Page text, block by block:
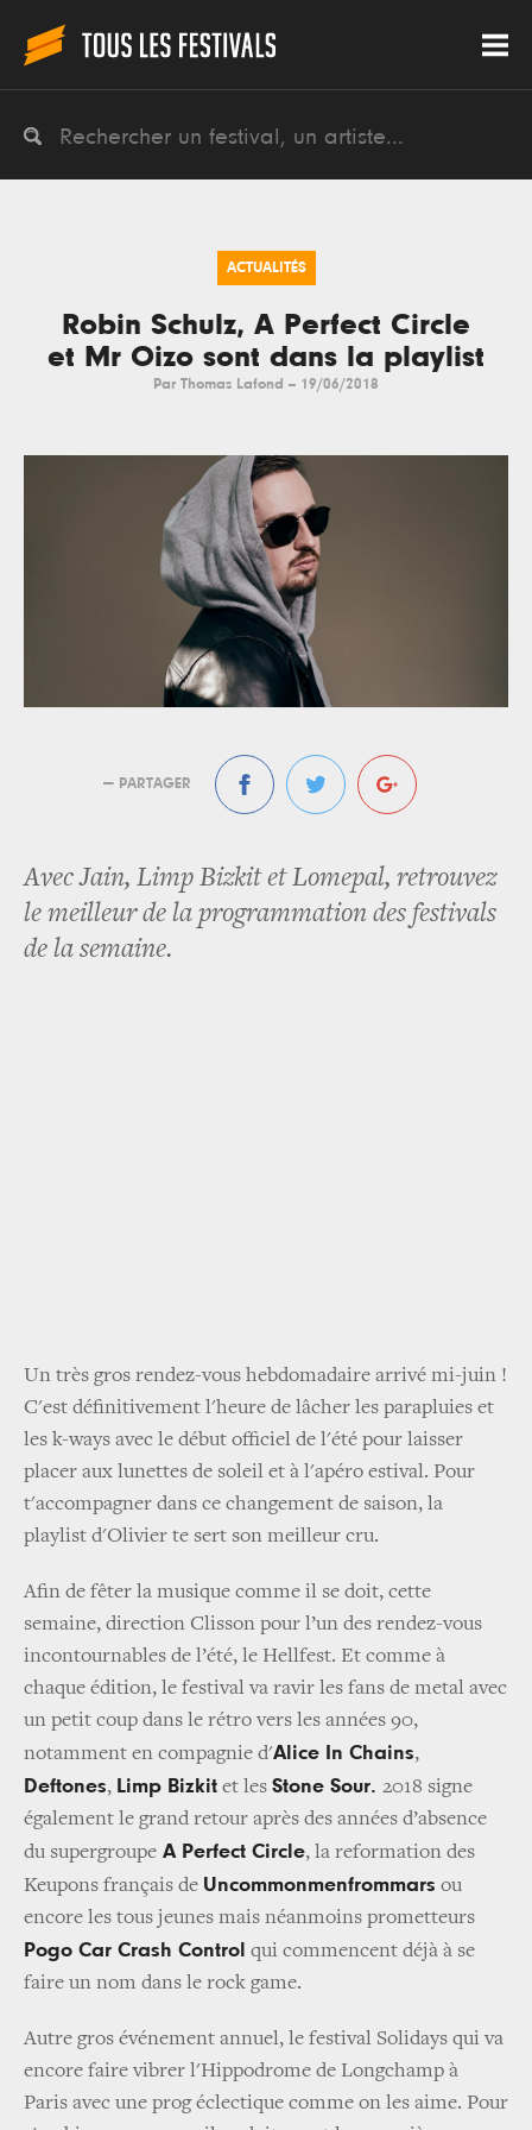
ACTUALITÉS
Robin Schulz, A Perfect Circle
et Mr Oizo sont dans la playlist
Par Thomas Lafond -- 19/06/2018
— PARTAGER
Avec Jain, Limp Bizkit et Lomepal, retrouvez
le meilleur de la programmation des festivals
de la semaine.
Un très gros rendez-vous hebdomadaire arrivé mi-juin !
C'est définitivement l'heure de lâcher les parapluies et
les k-ways avec le début officiel de l'été pour laisser
placer aux lunettes de soleil et à l'apéro estival. Pour
t'accompagner dans ce changement de saison, la
playlist d'Olivier te sert son meilleur cru.
Afin de fêter la musique comme il se doit, cette
semaine, direction Clisson pour l’un des rendez-vous
incontournables de l’été, le Hellfest. Et comme à
chaque édition, le festival va ravir les fans de metal avec
un petit coup dans le rétro vers les années 90,
notamment en compagnie d'Alice In Chains,
Deftones, Limp Bizkit et les Stone Sour. 2018 signe
également le grand retour après des années d’absence
du supergroupe A Perfect Circle, la reformation des
Keupons français de Uncommonmenfrommars ou
encore les tous jeunes mais néanmoins prometteurs
Pogo Car Crash Control qui commencent déjà à se
faire un nom dans le rock game.
Autre gros événement annuel, le festival Solidays qui va
encore faire vibrer l'Hippodrome de Longchamp à
Paris avec une prog éclectique comme on les aime. Pour